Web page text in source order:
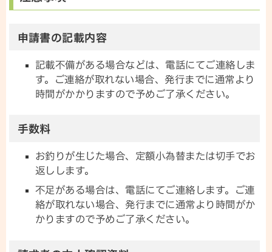
申請書の記載内容
記載不備がある場合などは、電話にてご連絡しま
す。ご連絡が取れない場合、発行までに通常より
時間がかかりますので予めご了承ください。
手数料
お釣りが生じた場合、定額小為替または切手でお
返しします。
不足がある場合は、電話にてご連絡します。ご連
絡が取れない場合、発行までに通常より時間がか
かりますので予めご了承ください。